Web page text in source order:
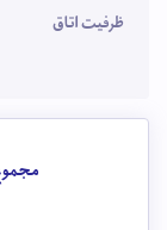
ظرفیت اتاق